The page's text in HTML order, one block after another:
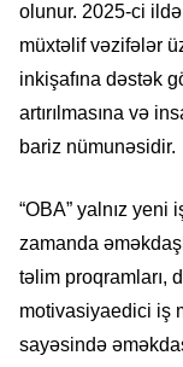
olunur. 2025-ci
müxtəlif vəzifələr
inkişafına dəstək
artırılmasına və
bariz nümunəsidir.
“OBA” yalnız
zamanda
təlim proqramları,
motivasiyaedici iş
sayəsində